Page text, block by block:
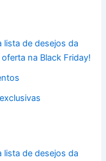
lista de desejos da
na Black Friday!
lista de desejos da